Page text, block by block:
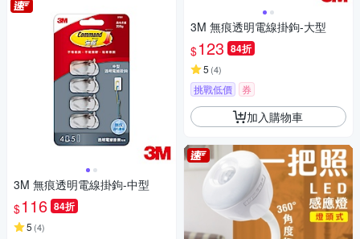
3M 無痕透明電線掛鉤-中型
$116 84折
5 (4)
3M 無痕透明電線掛鉤-大型
$123 84折
5 (4)
挑戰低價 券
加入購物車